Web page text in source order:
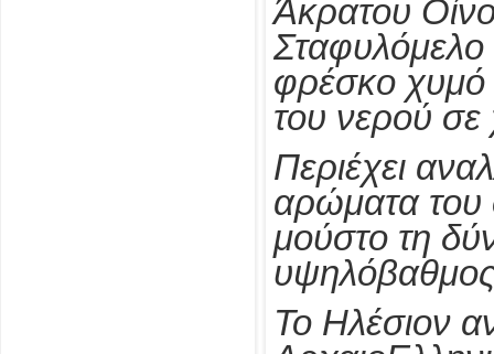
Άκρατου
Σταφυλόμελο
φρέσκο χυμό
του νερού
Περιέχει
αρώματα του
μούστο τη
Το Ηλέσιον